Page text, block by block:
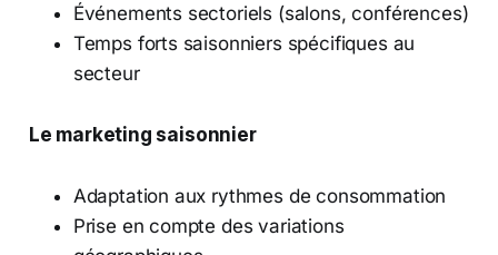
Événements sectoriels (salons, conférences)
Temps forts saisonniers spécifiques au
secteur
Le marketing saisonnier
Adaptation aux rythmes de consommation
Prise en compte des variations